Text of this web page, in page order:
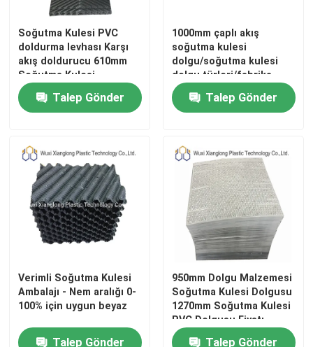
Ürün:% s
Hakkımızda
Soğutma Kulesi PVC
doldurma levhası Karşı
akış doldurucu 610mm
Soğutma Kulesi
Dosyalama Paketi
Talep Gönder
1000mm çaplı akış
soğutma kulesi
dolgu/soğutma kulesi
dolgu türleri/fabrika
fiyatı soğutma kulesi
dolgu Talep Gönder
Verimli Soğutma Kulesi
Ambalajı - Nem aralığı 0-
100% için uygun beyaz
Talep Gönder
950mm Dolgu Malzemesi
Soğutma Kulesi Dolgusu
1270mm Soğutma Kulesi
PVC Dolgusu Fiyatı
Talep Gönder